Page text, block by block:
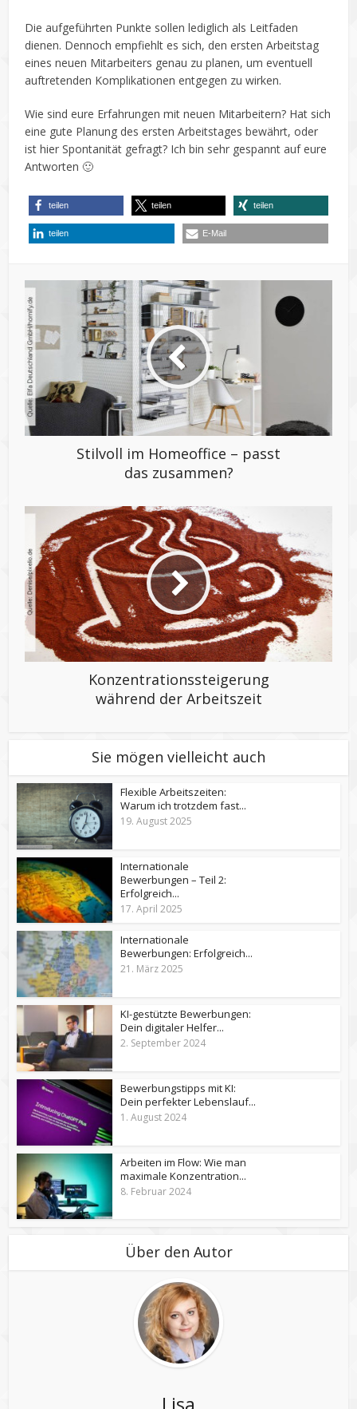
Die aufgeführten Punkte sollen lediglich als Leitfaden
dienen. Dennoch empfiehlt es sich, den ersten Arbeitstag
eines neuen Mitarbeiters genau zu planen, um eventuell
auftretenden Komplikationen entgegen zu wirken.
Wie sind eure Erfahrungen mit neuen Mitarbeitern? Hat sich
eine gute Planung des ersten Arbeitstages bewährt, oder
ist hier Spontanität gefragt? Ich bin sehr gespannt auf eure
Antworten 🙂
teilen teilen teilen
teilen E-Mail
Stilvoll im Homeoffice – passt
das zusammen?
Konzentrationssteigerung
während der Arbeitszeit
Sie mögen vielleicht auch
Flexible Arbeitszeiten:
Warum ich trotzdem fast...
19. August 2025
Internationale
Bewerbungen – Teil 2:
Erfolgreich...
17. April 2025
Internationale
Bewerbungen: Erfolgreich...
21. März 2025
KI-gestützte Bewerbungen:
Dein digitaler Helfer...
2. September 2024
Bewerbungstipps mit KI:
Dein perfekter Lebenslauf...
1. August 2024
Arbeiten im Flow: Wie man
maximale Konzentration...
8. Februar 2024
Über den Autor